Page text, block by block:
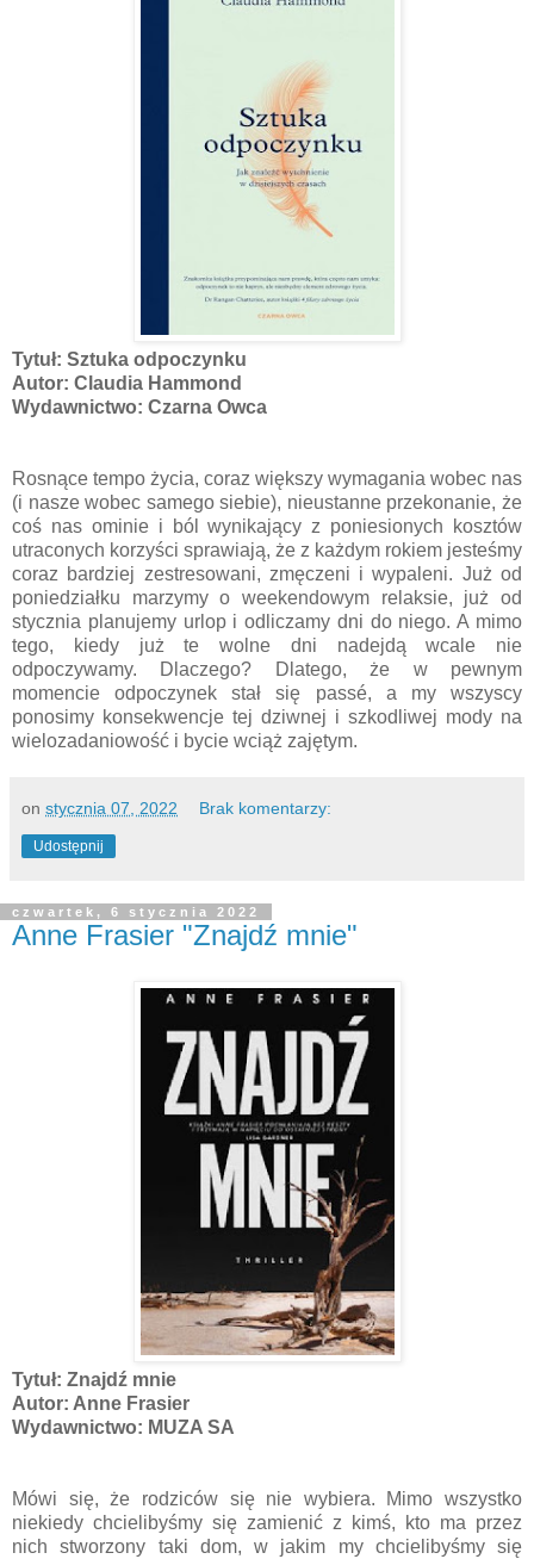
Tytuł: Sztuka odpoczynku
Autor: Claudia Hammond
Wydawnictwo: Czarna Owca
Rosnące tempo życia, coraz większy wymagania wobec nas
(i nasze wobec samego siebie), nieustanne przekonanie, że
coś nas ominie i ból wynikający z poniesionych kosztów
utraconych korzyści sprawiają, że z każdym rokiem jesteśmy
coraz bardziej zestresowani, zmęczeni i wypaleni. Już od
poniedziałku marzymy o weekendowym relaksie, już od
stycznia planujemy urlop i odliczamy dni do niego. A mimo
tego, kiedy już te wolne dni nadejdą wcale nie
odpoczywamy. Dlaczego? Dlatego, że w pewnym
momencie odpoczynek stał się passé, a my wszyscy
ponosimy konsekwencje tej dziwnej i szkodliwej mody na
wielozadaniowość i bycie wciąż zajętym.
on stycznia 07, 2022 Brak komentarzy:
Udostępnij
czwartek, 6 stycznia 2022
Anne Frasier "Znajdź mnie"
Tytuł: Znajdź mnie
Autor: Anne Frasier
Wydawnictwo: MUZA SA
Mówi się, że rodziców się nie wybiera. Mimo wszystko
niekiedy chcielibyśmy się zamienić z kimś, kto ma przez
nich stworzony taki dom, w jakim my chcielibyśmy się